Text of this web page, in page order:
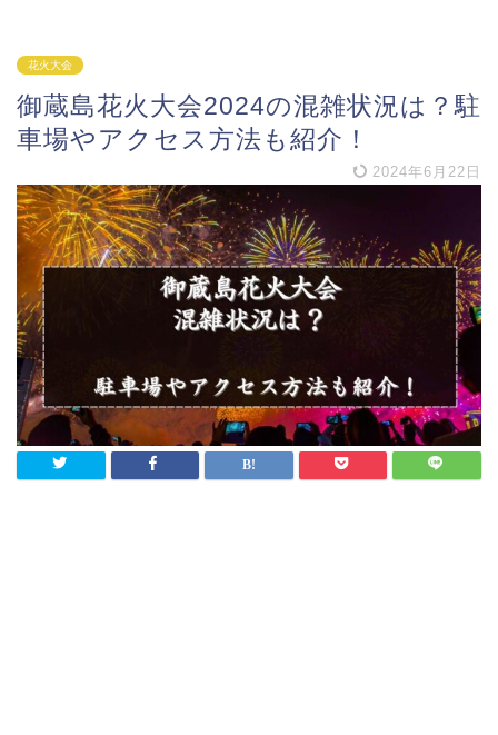
花火大会
御蔵島花火大会2024の混雑状況は？駐
車場やアクセス方法も紹介！
2024年6月22日